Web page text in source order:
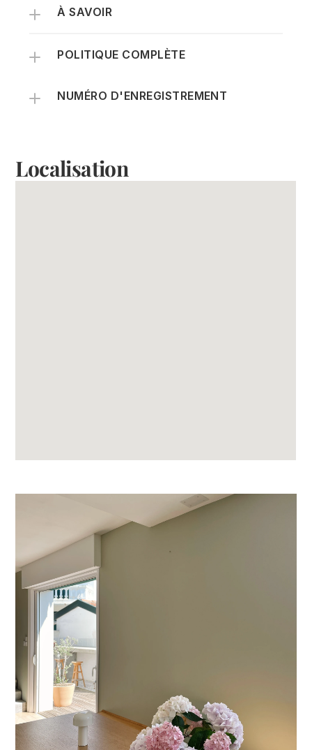
À SAVOIR
POLITIQUE COMPLÈTE
NUMÉRO D'ENREGISTREMENT
Localisation